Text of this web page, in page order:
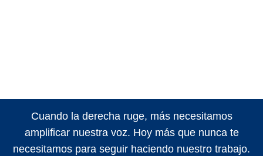
Cuando la derecha ruge, más necesitamos
amplificar nuestra voz. Hoy más que nunca te
necesitamos para seguir haciendo nuestro trabajo.